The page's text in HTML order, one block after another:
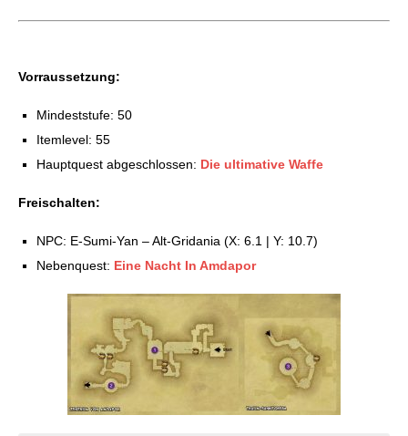
FFXIV: Dungeon Guide – Historisches Amdapor
(schwer)
Vorraussetzung:
Mindeststufe: 50
Itemlevel: 55
Hauptquest abgeschlossen: Die ultimative Waffe
Freischalten:
NPC: E-Sumi-Yan – Alt-Gridania (X: 6.1 | Y: 10.7)
Nebenquest: Eine Nacht In Amdapor